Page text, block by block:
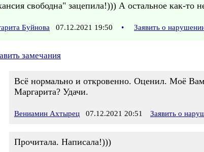
свободна" зацепила!))) А остальное как-то
Буйнова 07.12.2021 19:50 • Заявить о
замечания
Всё нормально и откровенно. Оценил. Моё
Маргарита? Удачи.
Вениамин Ахтырец 07.12.2021 20:51 Заявить о
Прочитала. Написала!)))